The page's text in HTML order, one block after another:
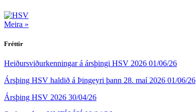
Meira »
Fréttir
Heiðursviðurkenningar á ársþingi HSV 2026 01/06/26
Ársþing HSV haldið á Þingeyri þann 28. maí 2026 01/06/26
Ársþing HSV 2026 30/04/26